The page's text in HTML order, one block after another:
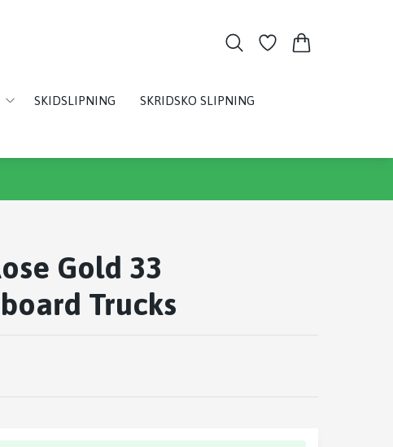
SKIDSLIPNING SKRIDSKO SLIPNING
Gold 33
Trucks